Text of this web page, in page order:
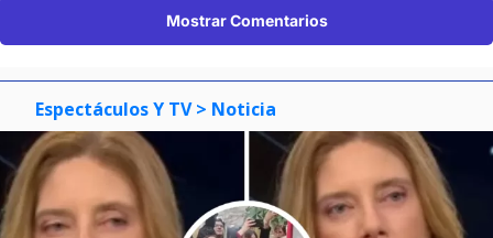
Mostrar Comentarios
Espectáculos Y TV > Noticia